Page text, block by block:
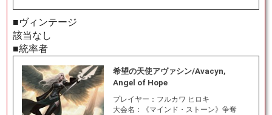
■ヴィンテージ
該当なし
■統率者
希望の天使アヴァシン/Avacyn,
Angel of Hope
プレイヤー： フルカワ ヒロキ
大会名：
《マインド・ストーン》争奪